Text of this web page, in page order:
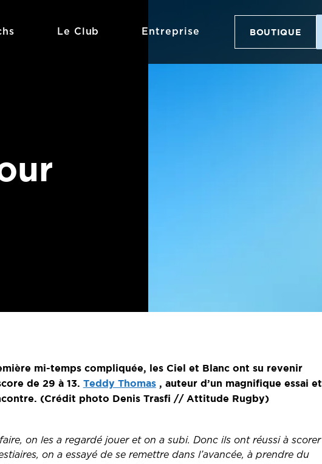
Le Club Entreprise BOUTIQUE
mi-temps compliquée, les Ciel et Blanc ont su revenir
de 29 à 13. Teddy Thomas, auteur d’un magnifique essai et
(Crédit photo Denis Trasfi // Attitude Rugby)
on les a regardé jouer et on a subi. Donc ils ont réussi à scorer
on a essayé de se remettre dans l’avancée, à prendre du